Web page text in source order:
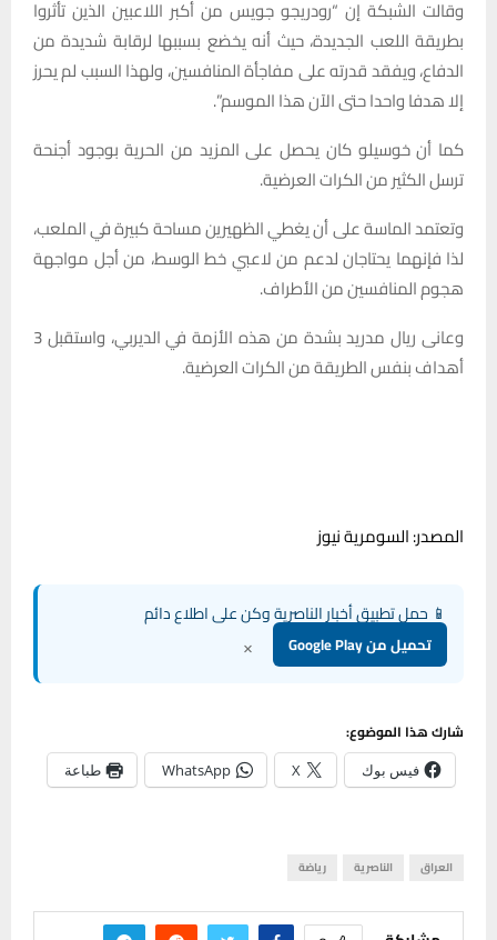
وقالت الشبكة إن “رودريجو جويس من أكبر اللاعبين الذين تأثروا
بطريقة اللعب الجديدة، حيث أنه يخضع بسببها لرقابة شديدة من
الدفاع، ويفقد قدرته على مفاجأة المنافسين، ولهذا السبب لم يحرز
إلا هدفا واحدا حتى الآن هذا الموسم”.
كما أن خوسيلو كان يحصل على المزيد من الحرية بوجود أجنحة
ترسل الكثير من الكرات العرضية.
وتعتمد الماسة على أن يغطي الظهيرين مساحة كبيرة في الملعب،
لذا فإنهما يحتاجان لدعم من لاعبي خط الوسط، من أجل مواجهة
هجوم المنافسين من الأطراف.
وعانى ريال مدريد بشدة من هذه الأزمة في الديربي، واستقبل 3
أهداف بنفس الطريقة من الكرات العرضية.
المصدر: السومرية نيوز
📱 حمل تطبيق أخبار الناصرية وكن على اطلاع دائم
تحميل من Google Play ×
شارك هذا الموضوع:
فيس بوك X
WhatsApp طباعة
العراق الناصرية رياضة